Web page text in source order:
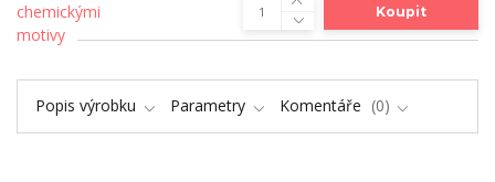
Koupit
Popis výrobku Parametry Komentáře 0